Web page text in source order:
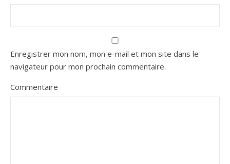
Enregistrer mon nom, mon e-mail et mon site dans le
navigateur pour mon prochain commentaire.
Commentaire